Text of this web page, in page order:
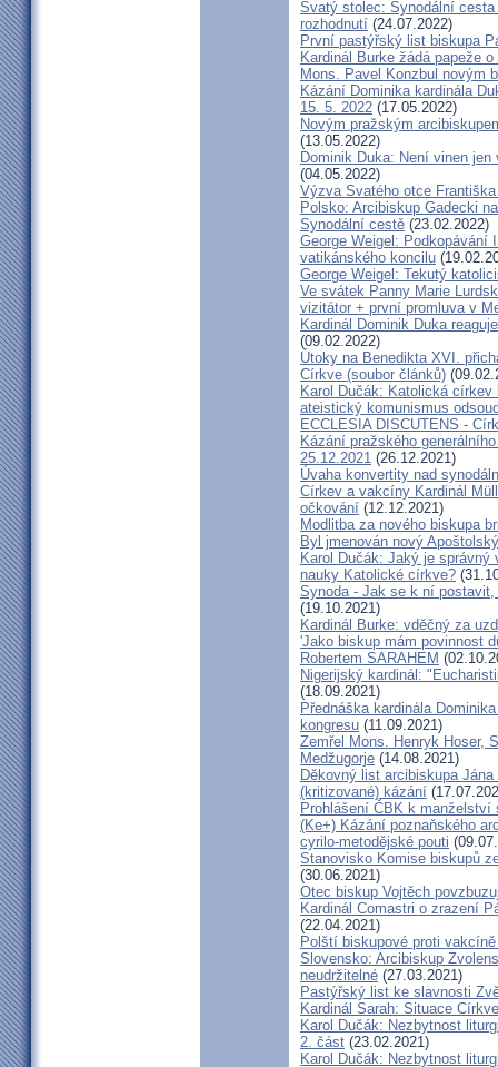
Svatý stolec: Synodální
rozhodnutí (24.07.2022)
První pastýřský list biskupa
Kardinál Burke žádá papeže
Mons. Pavel Konzbul novým
Kázání Dominika kardinála
15. 5. 2022 (17.05.2022)
Novým pražským
(13.05.2022)
Dominik Duka: Není vinen
(04.05.2022)
Výzva Svatého otce
Polsko: Arcibiskup Gadecki
Synodální cestě (23.02.2022)
George Weigel: Podkopávání
vatikánského koncilu
George Weigel: Tekutý
Ve svátek Panny Marie
vizitátor + první promluva v
Kardinál Dominik Duka
(09.02.2022)
Útoky na Benedikta XVI.
Církve (soubor článků)
Karol Dučák: Katolická církev
ateistický komunismus
ECCLESIA DISCUTENS -
Kázání pražského
25.12.2021 (26.12.2021)
Úvaha konvertity nad
Církev a vakcíny Kardinál
očkování (12.12.2021)
Modlitba za nového biskupa
Byl jmenován nový
Karol Dučák: Jaký je
nauky Katolické církve?
Synoda - Jak se k ní
(19.10.2021)
Kardinál Burke: vděčný za
'Jako biskup mám povinnost
Robertem SARAHEM
Nigerijský kardinál:
(18.09.2021)
Přednáška kardinála
kongresu (11.09.2021)
Zemřel Mons. Henryk Hoser,
Medžugorje (14.08.2021)
Děkovný list arcibiskupa
(kritizované) kázání
Prohlášení ČBK k manželství
(Ke+) Kázání poznaňského
cyrilo-metodějské pouti
Stanovisko Komise biskupů
(30.06.2021)
Otec biskup Vojtěch
Kardinál Comastri o zrazení
(22.04.2021)
Polští biskupové proti
Slovensko: Arcibiskup
neudržitelné (27.03.2021)
Pastýřský list ke slavnosti
Kardinál Sarah: Situace
Karol Dučák: Nezbytnost
2. část (23.02.2021)
Karol Dučák: Nezbytnost